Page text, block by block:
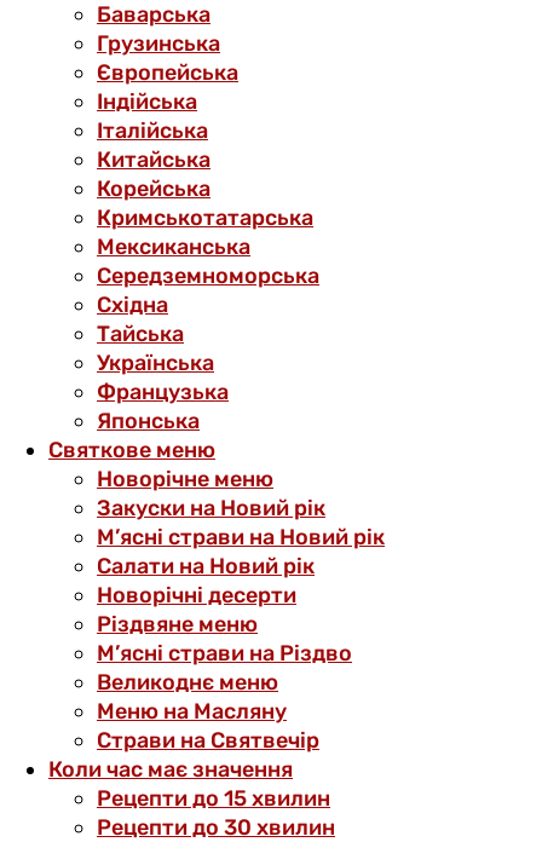
Баварська
Грузинська
Європейська
Індійська
Італійська
Китайська
Корейська
Кримськотатарська
Мексиканська
Середземноморська
Східна
Тайська
Українська
Французька
Японська
Святкове меню
Новорічне меню
Закуски на Новий рік
М’ясні страви на Новий рік
Салати на Новий рік
Новорічні десерти
Різдвяне меню
М’ясні страви на Різдво
Великоднє меню
Меню на Масляну
Страви на Святвечір
Коли час має значення
Рецепти до 15 хвилин
Рецепти до 30 хвилин